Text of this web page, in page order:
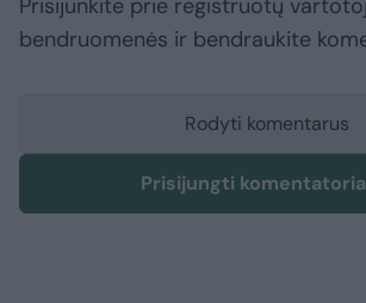
Prisijunkite prie registruotų
bendruomenės ir bendraukite
Rodyti komentarus
Prisijungti